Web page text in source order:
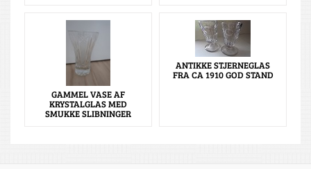
GAMMEL VASE AF
KRYSTALGLAS MED
SMUKKE SLIBNINGER
ANTIKKE STJERNEGLAS
FRA CA 1910 GOD STAND